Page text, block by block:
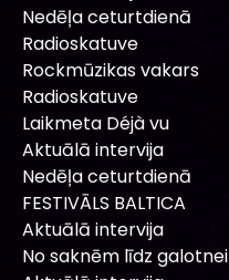
Nedēļa ceturtdienā
Radioskatuve
Rockmūzikas vakars
Radioskatuve
Laikmeta Déjà vu
Aktuālā intervija
Nedēļa ceturtdienā
FESTIVĀLS BALTICA
Aktuālā intervija
No saknēm līdz galotnei